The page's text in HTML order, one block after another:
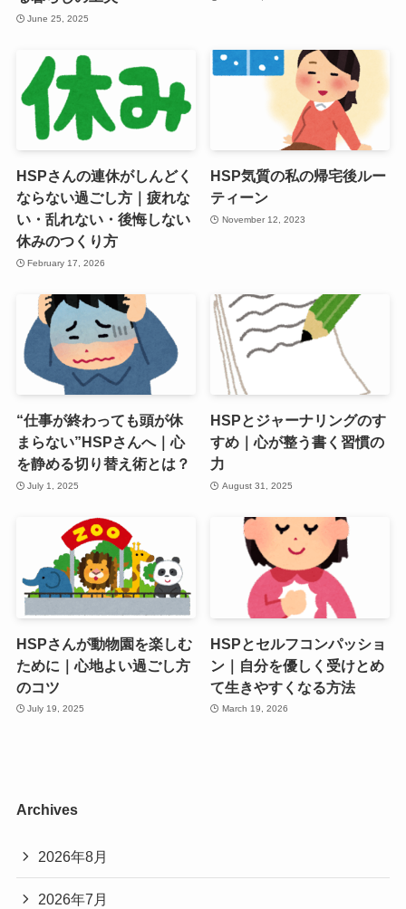
June 25, 2025
HSPさんの連休がしんどく
ならない過ごし方｜疲れな
い・乱れない・後悔しない
休みのつくり方
February 17, 2026
HSP気質の私の帰宅後ルー
ティーン
November 12, 2023
“仕事が終わっても頭が休
まらない”HSPさんへ｜心
を静める切り替え術とは？
July 1, 2025
HSPとジャーナリングのす
すめ｜心が整う書く習慣の
力
August 31, 2025
HSPさんが動物園を楽しむ
ために｜心地よい過ごし方
のコツ
July 19, 2025
HSPとセルフコンパッショ
ン｜自分を優しく受けとめ
て生きやすくなる方法
March 19, 2026
Archives
2026年8月
2026年7月